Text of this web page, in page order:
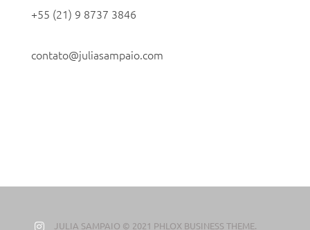
+55 (21) 9 8737 3846
contato@juliasampaio.com
JULIA SAMPAIO © 2021 PHLOX BUSINESS THEME.